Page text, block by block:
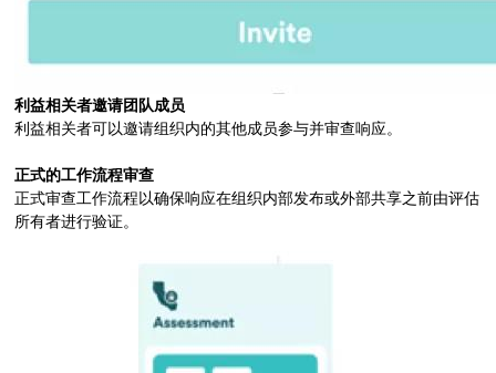
利益相关者邀请团队成员
利益相关者可以邀请组织内的其他成员参与并审查响应。
正式的工作流程审查
正式审查工作流程以确保响应在组织内部发布或外部共享之前由评估
所有者进行验证。